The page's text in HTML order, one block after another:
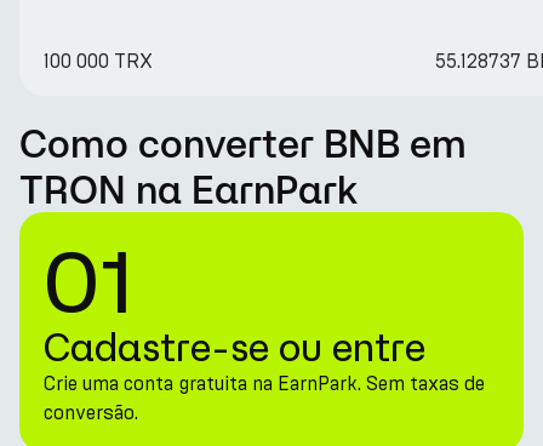
100 000 TRX 55.128737
Como converter BNB em
TRON na EarnPark
01
Cadastre-se ou entre
Crie uma conta gratuita na EarnPark. Sem taxas de
conversão.